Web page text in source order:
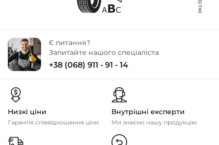
Є питання?
Запитайте нашого спеціаліста
+38 (068) 911 - 91 - 14
Низкі ціни
Гарантія співвідношення ціни
Внутрішні експерти
Ми знаємо нашу продукцію